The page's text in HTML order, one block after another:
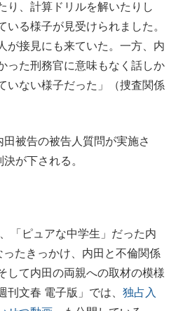
、計算ドリルを解いたりし
いる様子が見受けられました。
が接見にも来ていた。一方、内
った刑務官に意味もなく話しか
いない様子だった」（捜査関係
被告の被告人質問が実施さ
が下される。
、「ピュアな中学生」だった内
ったきっかけ、内田と不倫関係
して内田の両親への取材の模様
刊文春 電子版」では、 独占入